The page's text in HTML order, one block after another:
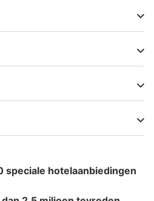
speciale hotelaanbiedingen